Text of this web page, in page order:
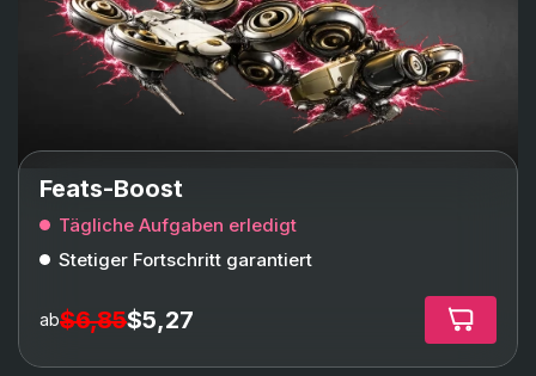
Feats-Boost
Tägliche Aufgaben erledigt
Stetiger Fortschritt garantiert
ab$6,85$5,27